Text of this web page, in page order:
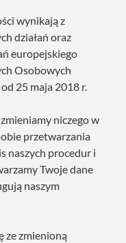
wynikają z
działań oraz
europejskiego
Osobowych
25 maja 2018 r.
niczego w
przetwarzania
naszych procedur i
Twoje dane
naszym
ze zmienioną